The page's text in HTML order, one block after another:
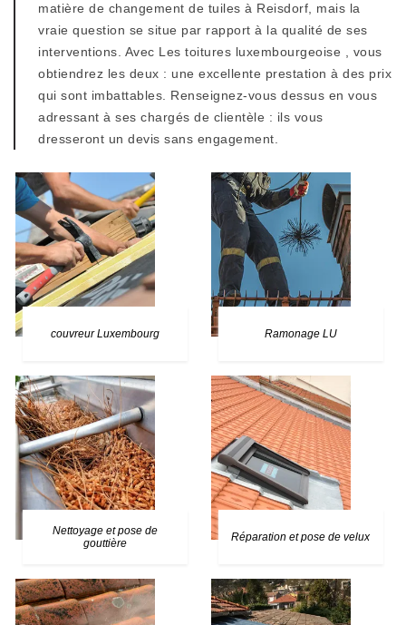
matière de changement de tuiles à Reisdorf, mais la
vraie question se situe par rapport à la qualité de ses
interventions. Avec Les toitures luxembourgeoise , vous
obtiendrez les deux : une excellente prestation à des prix
qui sont imbattables. Renseignez-vous dessus en vous
adressant à ses chargés de clientèle : ils vous
dresseront un devis sans engagement.
couvreur Luxembourg Ramonage LU
Nettoyage et pose de
gouttière
Réparation et pose de velux